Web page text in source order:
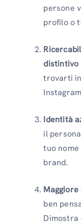
persone
profilo o
distintivo
trovarti
Identità
il
tuo
brand.
ben
Dimostra